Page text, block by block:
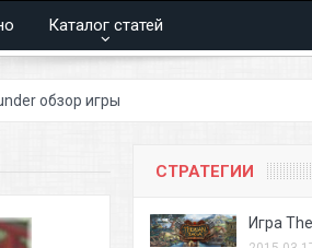
Каталог статей
игры
СТРАТЕГИИ
Игра